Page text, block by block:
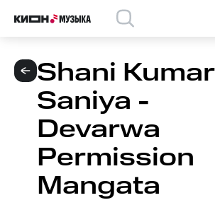
Shani Kumar
Saniya -
Devarwa
Permission
Mangata